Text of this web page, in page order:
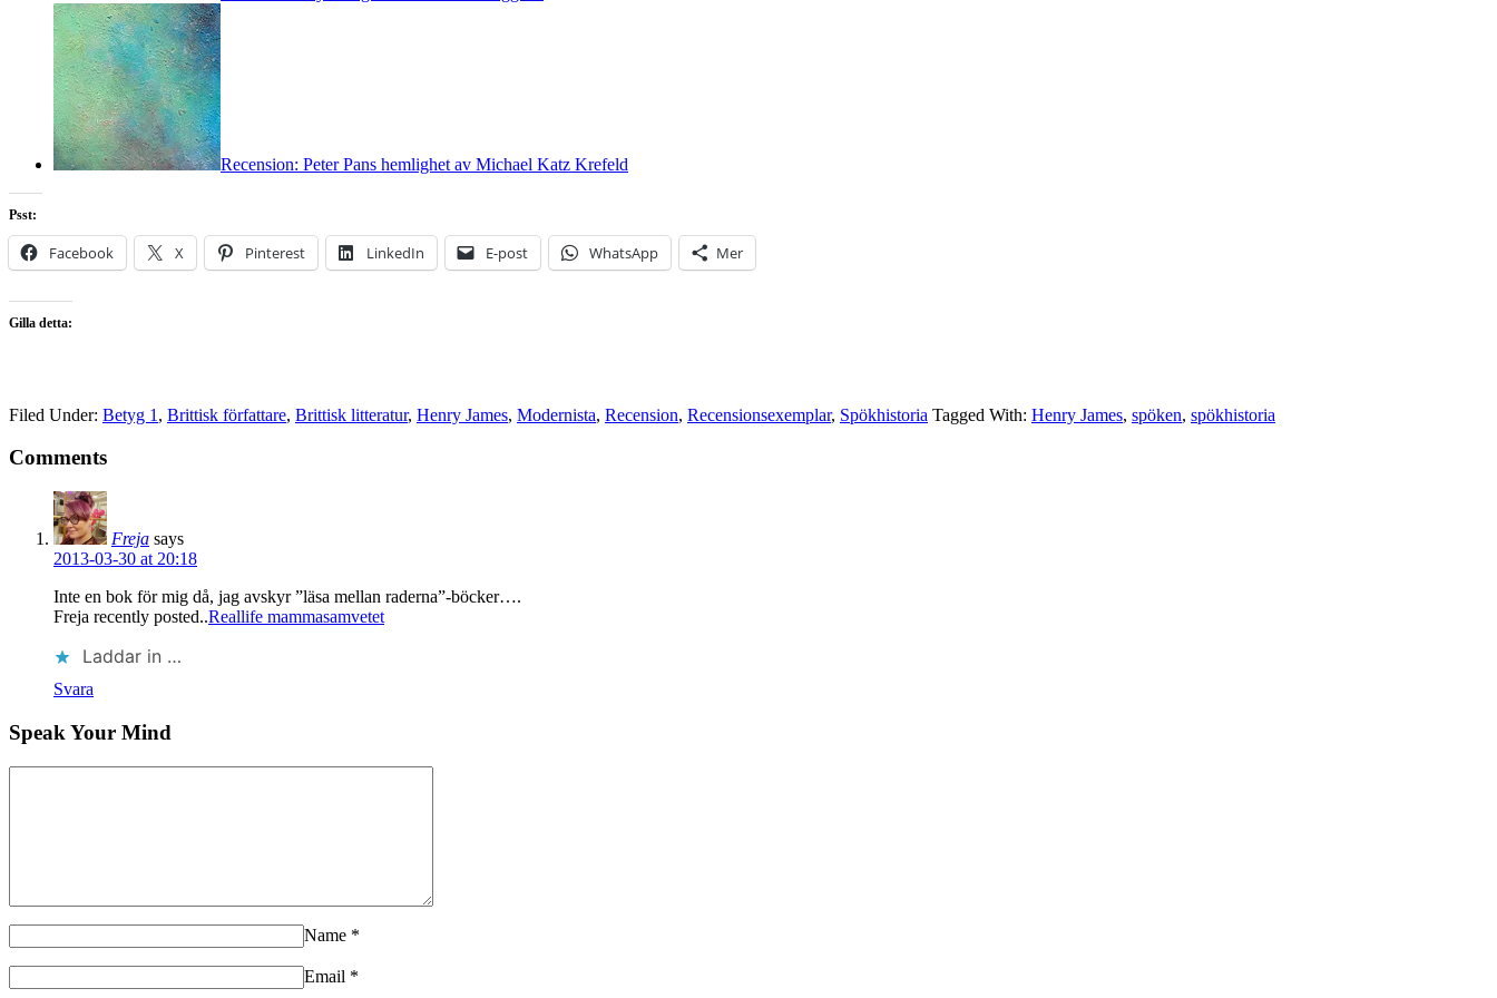
Recension: Peter Pans hemlighet av Michael Katz Krefeld
Psst:
Facebook X Pinterest LinkedIn E-post WhatsApp Mer
Gilla detta:
Filed Under: Betyg 1 , Brittisk författare, Brittisk litteratur, Henry James, Modernista, Recension, Recensionsexemplar, Spökhistoria Tagged With: Henry James, spöken, spökhistoria
Comments
Freja says
2013-03-30 at 20:18
Inte en bok för mig då, jag avskyr ”läsa mellan raderna”-böcker….
Freja recently posted..Reallife mammasamvetet
Laddar in …
Svara
Speak Your Mind
Name *
Email *